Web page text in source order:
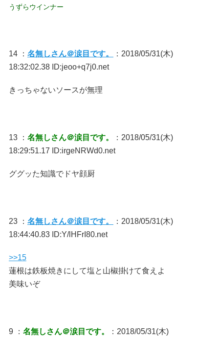
うずらウインナー
14 ： 名無しさん＠涙目です。
：2018/05/31(木)
18:32:02.38 ID:jeoo+q7j0.net
きっちゃないソースが無理
13 ： 名無しさん＠涙目です。
：2018/05/31(木)
18:29:51.17 ID:irgeNRWd0.net
ググッた知識でドヤ顔厨
23 ： 名無しさん＠涙目です。
：2018/05/31(木)
18:44:40.83 ID:Y/lHFrI80.net
>>15
蓮根は鉄板焼きにして塩と山椒掛けて食えよ
美味いぞ
9 ： 名無しさん＠涙目です。
：2018/05/31(木)